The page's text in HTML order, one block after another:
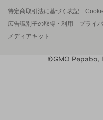
特定商取引法に基づく表記
広告識別子の取得・利用
プライ
メディアキット
©GMO Pepabo,